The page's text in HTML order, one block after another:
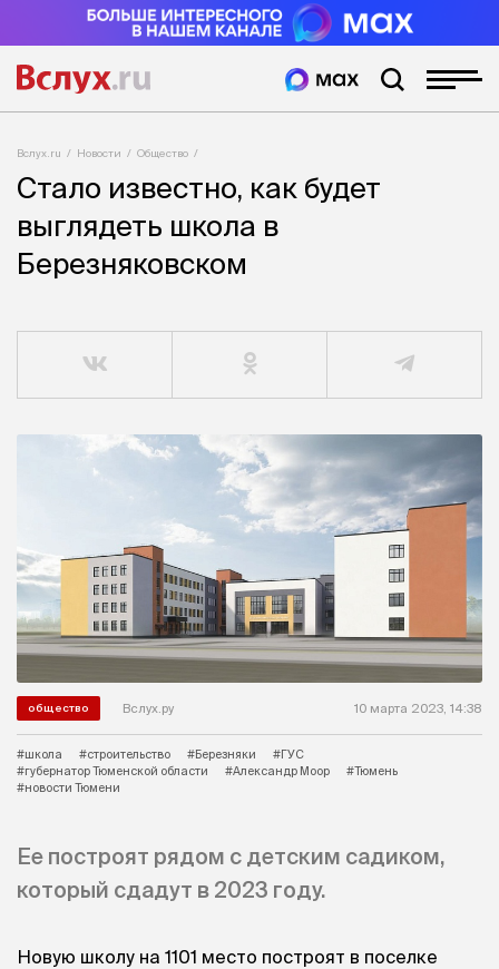
Вслух.ru Новости Общество
Стало известно, как будет
выглядеть школа в
Березняковском
общество Вслух.ру 10 марта 2023, 14:38
#школа #строительство #Березняки
#ГУС
#губернатор Тюменской области
#Александр Моор
#Тюмень
#новости Тюмени
Ее построят рядом с детским садиком,
который сдадут в 2023 году.
Новую школу на 1101 место построят в поселке